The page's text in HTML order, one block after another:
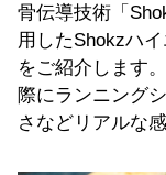
骨伝導技術「
用したShokzハ
をご紹介します
際にランニング
さなどリアルな